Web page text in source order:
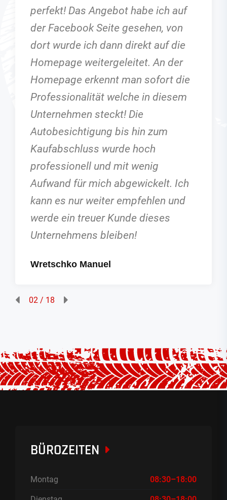
die
Ich
Automobile! Alles perfekt,
noch nie so einen
Gebrauchten gekauft. Alles so
telefonisch besprochen, auf
Pflanzl kann man sich
Problemlose Abwicklung,
kompetente und fachgerechte
Beratung. Voll zufrieden,
diese Firma zu 100 Prozent
weiterempfehlen. Schöne
Patzi
Patzi Graller
03 / 18
BÜROZEITEN
Montag 08:30–18:00